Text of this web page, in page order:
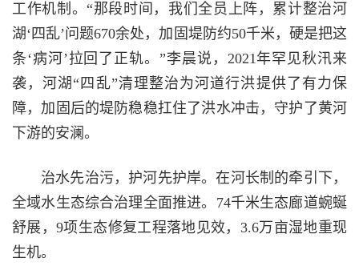
工作机制。“那段时间，我们全员上阵，累计整治河
湖‘四乱’问题670余处，加固堤防约50千米，硬是把这
条‘病河’拉回了正轨。”李晨说，2021年罕见秋汛来
袭，河湖“四乱”清理整治为河道行洪提供了有力保
障，加固后的堤防稳稳扛住了洪水冲击，守护了黄河
下游的安澜。
治水先治污，护河先护岸。在河长制的牵引下，
全域水生态综合治理全面推进。74千米生态廊道蜿蜒
舒展，9项生态修复工程落地见效，3.6万亩湿地重现
生机。